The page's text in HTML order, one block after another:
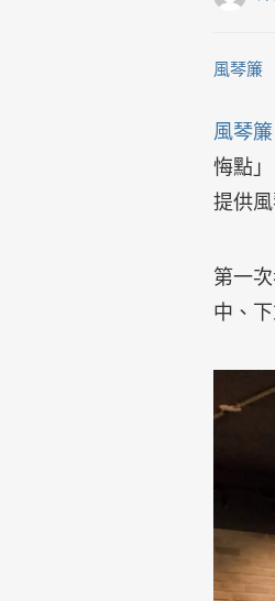
風琴簾
風琴簾
悔點
提供
第一
中、